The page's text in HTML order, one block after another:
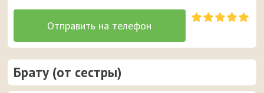
Брату (от сестры)